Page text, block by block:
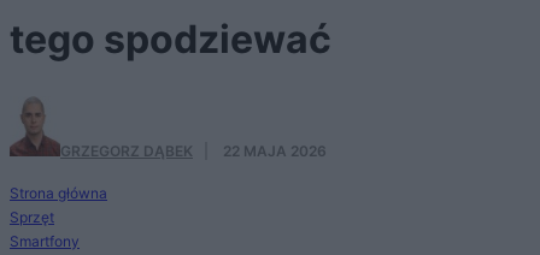
tego spodziewać
GRZEGORZ DĄBEK 22 MAJA 2026
Strona główna
Sprzęt
Smartfony